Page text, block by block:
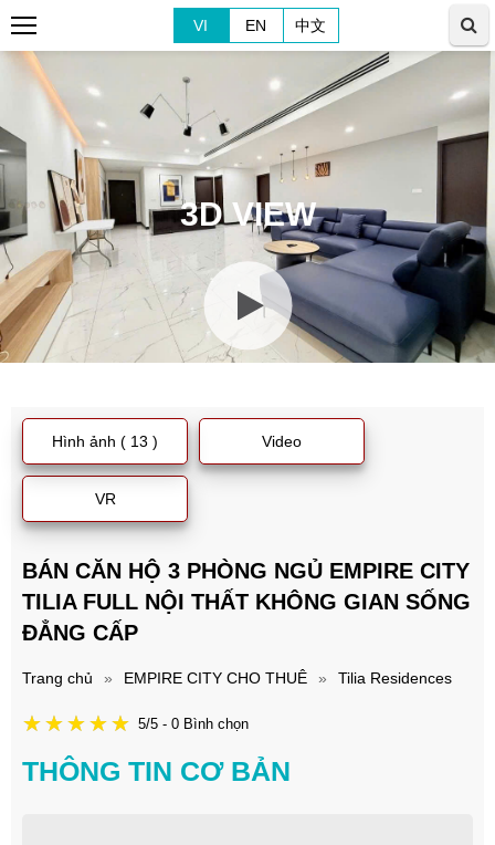
VI EN 中文
3D VIEW
Hình ảnh ( 13 ) Video
VR
BÁN CĂN HỘ 3 PHÒNG NGỦ EMPIRE CITY
TILIA FULL NỘI THẤT KHÔNG GIAN SỐNG
ĐẲNG CẤP
Trang chủ » EMPIRE CITY CHO THUÊ » Tilia Residences
5/5 - 0 Bình chọn
THÔNG TIN CƠ BẢN